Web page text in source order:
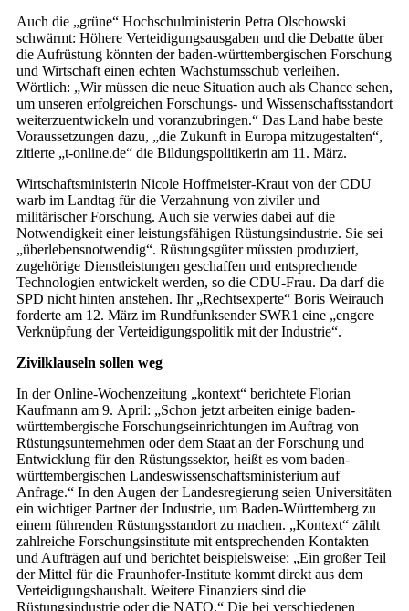
Auch die „grüne“ Hochschulministerin Petra Olschowski
schwärmt: Höhere Verteidigungsausgaben und die Debatte über
die Aufrüstung könnten der baden-württembergischen Forschung
und Wirtschaft einen echten Wachstumsschub verleihen.
Wörtlich: „Wir müssen die neue Situation auch als Chance sehen,
um unseren erfolgreichen Forschungs- und Wissenschaftsstandort
weiterzuentwickeln und voranzubringen.“ Das Land habe beste
Voraussetzungen dazu, „die Zukunft in Europa mitzugestalten“,
zitierte „t-online.de“ die Bildungspolitikerin am 11. März.
Wirtschaftsministerin Nicole Hoffmeister-Kraut von der CDU
warb im Landtag für die Verzahnung von ziviler und
militärischer Forschung. Auch sie verwies dabei auf die
Notwendigkeit einer leistungsfähigen Rüstungsindustrie. Sie sei
„überlebensnotwendig“. Rüstungsgüter müssten produziert,
zugehörige Dienstleistungen geschaffen und entsprechende
Technologien entwickelt werden, so die CDU-Frau. Da darf die
SPD nicht hinten anstehen. Ihr „Rechtsexperte“ Boris Weirauch
forderte am 12. März im Rundfunksender SWR1 eine „engere
Verknüpfung der Verteidigungspolitik mit der Industrie“.
Zivilklauseln sollen weg
In der Online-Wochenzeitung „kontext“ berichtete Florian
Kaufmann am 9. April: „Schon jetzt arbeiten einige baden-
württembergische Forschungseinrichtungen im Auftrag von
Rüstungsunternehmen oder dem Staat an der Forschung und
Entwicklung für den Rüstungssektor, heißt es vom baden-
württembergischen Landeswissenschaftsministerium auf
Anfrage.“ In den Augen der Landesregierung seien Universitäten
ein wichtiger Partner der Industrie, um Baden-Württemberg zu
einem führenden Rüstungsstandort zu machen. „Kontext“ zählt
zahlreiche Forschungsinstitute mit entsprechenden Kontakten
und Aufträgen auf und berichtet beispielsweise: „Ein großer Teil
der Mittel für die Fraunhofer-Institute kommt direkt aus dem
Verteidigungshaushalt. Weitere Finanziers sind die
Rüstungsindustrie oder die NATO.“ Die bei verschiedenen